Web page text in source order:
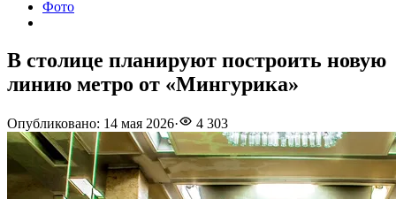
Фото
В столице планируют построить новую
линию метро от «Мингурика»
Опубликовано: 14 мая 2026· 4 303